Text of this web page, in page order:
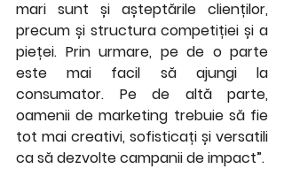
mari sunt și așteptările clienților,
precum și structura competiției și a
pieței. Prin urmare, pe de o parte
este mai facil să ajungi la
consumator. Pe de altă parte,
oamenii de marketing trebuie să fie
tot mai creativi, sofisticați și versatili
ca să dezvolte campanii de impact”.